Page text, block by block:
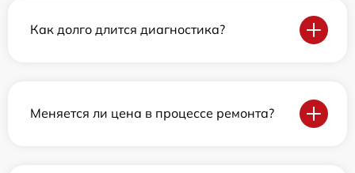
Как долго длится диагностика?
Меняется ли цена в процессе ремонта?